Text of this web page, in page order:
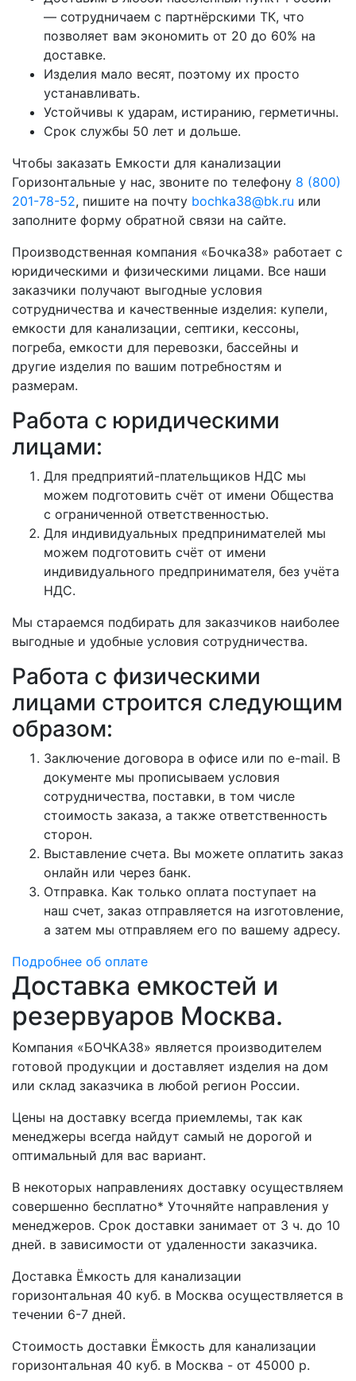
— сотрудничаем с партнёрскими ТК, что
позволяет вам экономить от 20 до 60% на
доставке.
Изделия мало весят, поэтому их просто
устанавливать.
Устойчивы к ударам, истиранию, герметичны.
Срок службы 50 лет и дольше.
Чтобы заказать Емкости для канализации
Горизонтальные у нас, звоните по телефону 8 (800)
201-78-52, пишите на почту bochka38@bk.ru или
заполните форму обратной связи на сайте.
Производственная компания «Бочка38» работает с
юридическими и физическими лицами. Все наши
заказчики получают выгодные условия
сотрудничества и качественные изделия: купели,
емкости для канализации, септики, кессоны,
погреба, емкости для перевозки, бассейны и
другие изделия по вашим потребностям и
размерам.
Работа с юридическими
лицами:
Для предприятий-плательщиков НДС мы
можем подготовить счёт от имени Общества
с ограниченной ответственностью.
Для индивидуальных предпринимателей мы
можем подготовить счёт от имени
индивидуального предпринимателя, без учёта
НДС.
Мы стараемся подбирать для заказчиков наиболее
выгодные и удобные условия сотрудничества.
Работа с физическими
лицами строится следующим
образом:
Заключение договора в офисе или по e-mail. В
документе мы прописываем условия
сотрудничества, поставки, в том числе
стоимость заказа, а также ответственность
сторон.
Выставление счета. Вы можете оплатить заказ
онлайн или через банк.
Отправка. Как только оплата поступает на
наш счет, заказ отправляется на изготовление,
а затем мы отправляем его по вашему адресу.
Подробнее об оплате
Доставка емкостей и
резервуаров Москва.
Компания «БОЧКА38» является производителем
готовой продукции и доставляет изделия на дом
или склад заказчика в любой регион России.
Цены на доставку всегда приемлемы, так как
менеджеры всегда найдут самый не дорогой и
оптимальный для вас вариант.
В некоторых направлениях доставку осуществляем
совершенно бесплатно* Уточняйте направления у
менеджеров. Срок доставки занимает от 3 ч. до 10
дней. в зависимости от удаленности заказчика.
Доставка Ёмкость для канализации
горизонтальная 40 куб. в Москва осуществляется в
течении 6-7 дней.
Стоимость доставки Ёмкость для канализации
горизонтальная 40 куб. в Москва - от 45000 р.